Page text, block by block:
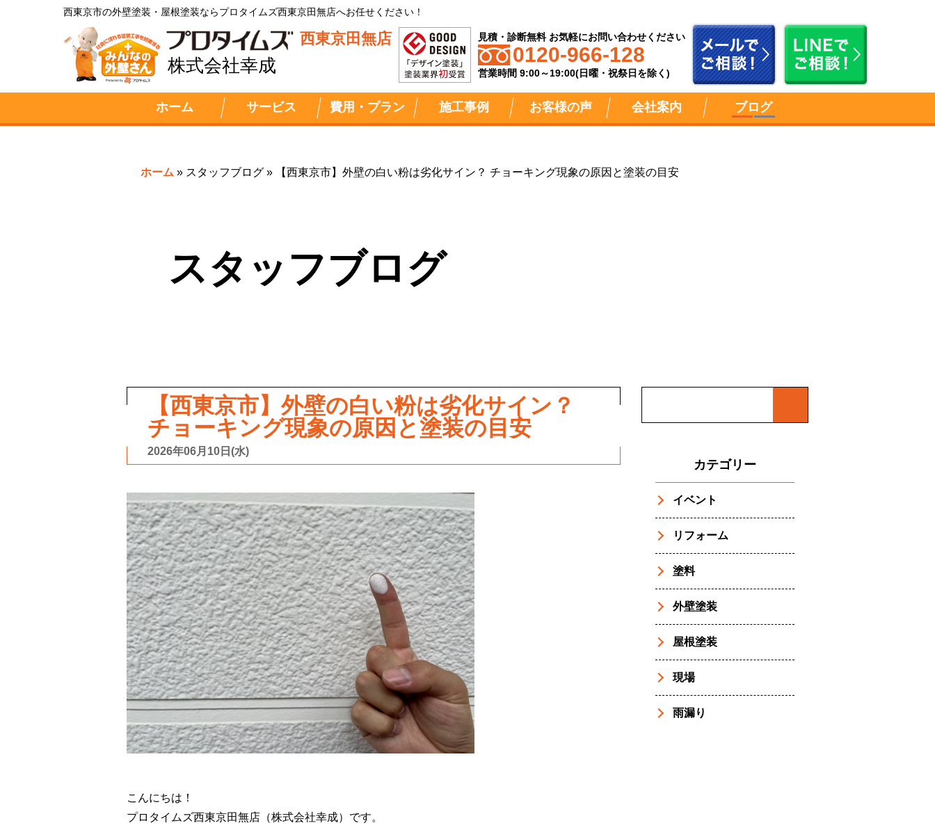
西東京市の外壁塗装・屋根塗装ならプロタイムズ西東京田無店へお任せください！
西東京田無店
株式会社幸成
見積・診断無料 お気軽にお問い合わせください
0120-966-128
営業時間 9:00～19:00(日曜・祝祭日を除く)
ホーム サービス 費用・プラン 施工事例 お客様の声 会社案内 ブログ
ホーム » スタッフブログ » 【西東京市】外壁の白い粉は劣化サイン？ チョーキング現象の原因と塗装の目安
スタッフブログ
【西東京市】外壁の白い粉は劣化サイン？
チョーキング現象の原因と塗装の目安
2026年06月10日(水)
こんにちは！
プロタイムズ西東京田無店（株式会社幸成）です。
カテゴリー
イベント
リフォーム
塗料
外壁塗装
屋根塗装
現場
雨漏り